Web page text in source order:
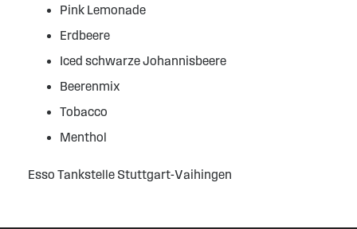
Pink Lemonade
Erdbeere
Iced schwarze Johannisbeere
Beerenmix
Tobacco
Menthol
Esso Tankstelle Stuttgart-Vaihingen